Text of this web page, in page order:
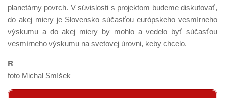
planetárny povrch. V súvislosti s projektom budeme diskutovať,
do akej miery je Slovensko súčasťou európskeho vesmírneho
výskumu a do akej miery by mohlo a vedelo byť súčasťou
vesmírneho výskumu na svetovej úrovni, keby chcelo.
R
foto Michal Smíšek